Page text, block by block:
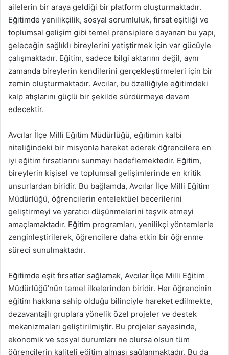
ailelerin bir araya geldiği bir platform oluşturmaktadır.
Eğitimde yenilikçilik, sosyal sorumluluk, fırsat eşitliği ve
toplumsal gelişim gibi temel prensiplere dayanan bu yapı,
geleceğin sağlıklı bireylerini yetiştirmek için var gücüyle
çalışmaktadır. Eğitim, sadece bilgi aktarımı değil, aynı
zamanda bireylerin kendilerini gerçekleştirmeleri için bir
zemin oluşturmaktadır. Avcılar, bu özelliğiyle eğitimdeki
kalp atışlarını güçlü bir şekilde sürdürmeye devam
edecektir.
Avcılar İlçe Milli Eğitim Müdürlüğü, eğitimin kalbi
niteliğindeki bir misyonla hareket ederek öğrencilere en
iyi eğitim fırsatlarını sunmayı hedeflemektedir. Eğitim,
bireylerin kişisel ve toplumsal gelişimlerinde en kritik
unsurlardan biridir. Bu bağlamda, Avcılar İlçe Milli Eğitim
Müdürlüğü, öğrencilerin entelektüel becerilerini
geliştirmeyi ve yaratıcı düşünmelerini teşvik etmeyi
amaçlamaktadır. Eğitim programları, yenilikçi yöntemlerle
zenginleştirilerek, öğrencilere daha etkin bir öğrenme
süreci sunulmaktadır.
Eğitimde eşit fırsatlar sağlamak, Avcılar İlçe Milli Eğitim
Müdürlüğü’nün temel ilkelerinden biridir. Her öğrencinin
eğitim hakkına sahip olduğu bilinciyle hareket edilmekte,
dezavantajlı gruplara yönelik özel projeler ve destek
mekanizmaları geliştirilmiştir. Bu projeler sayesinde,
ekonomik ve sosyal durumları ne olursa olsun tüm
öğrencilerin kaliteli eğitim alması sağlanmaktadır. Bu da